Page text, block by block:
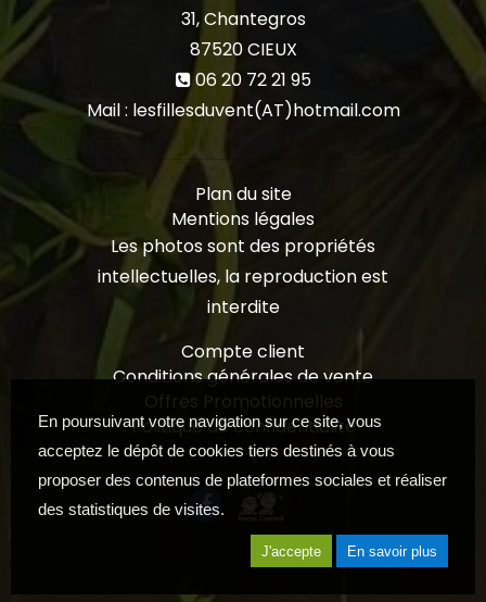
31, Chantegros
87520CIEUX
06 20 72 21 95
Mail : lesfillesduvent(AT)hotmail.com
Plan du site
Mentions légales
Les photos sont des propriétés
intellectuelles, la reproduction est
interdite
Compte client
Conditions générales de vente
Offres Promotionnelles
Politique de confidentialité
En poursuivant votre navigation sur ce site, vous
acceptez le dépôt de cookies tiers destinés à vous
proposer des contenus de plateformes sociales et réaliser
des statistiques de visites.
J'accepte En savoir plus